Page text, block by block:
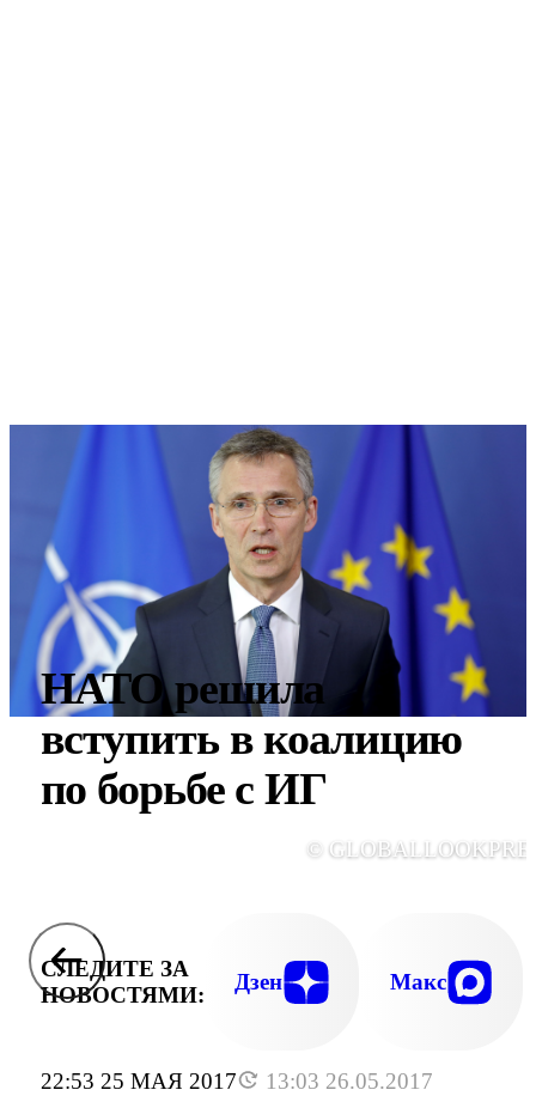
22:53 25 МАЯ 2017
13:03 26.05.2017
НАТО решила
вступить в коалицию
по борьбе с ИГ
©
СЛЕДИТЕ ЗА
НОВОСТЯМИ:
Дзен Макс